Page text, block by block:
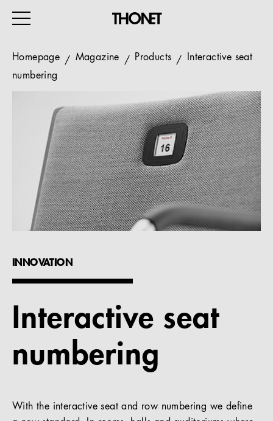
WORK
HOME
EVENTS
HOSPITALITY
ALL PRODUCTS
Magazine
Services
Company
Homepage Magazine Products
Interactive seat
numbering
INNOVATION
Interactive seat
numbering
With the interactive seat and row numbering we define